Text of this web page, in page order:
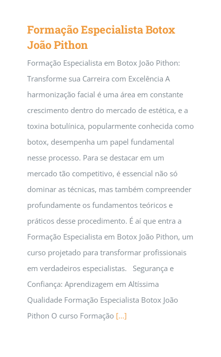
Formação Especialista Botox
João Pithon
Formação Especialista em Botox João Pithon:
Transforme sua Carreira com Excelência A
harmonização facial é uma área em constante
crescimento dentro do mercado de estética, e a
toxina botulínica, popularmente conhecida como
botox, desempenha um papel fundamental
nesse processo. Para se destacar em um
mercado tão competitivo, é essencial não só
dominar as técnicas, mas também compreender
profundamente os fundamentos teóricos e
práticos desse procedimento. É aí que entra a
Formação Especialista em Botox João Pithon, um
curso projetado para transformar profissionais
em verdadeiros especialistas. Segurança e
Confiança: Aprendizagem em Altíssima
Qualidade Formação Especialista Botox João
Pithon O curso Formação [...]